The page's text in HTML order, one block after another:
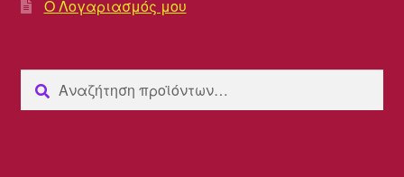
Ο Λογαριασμός μου
Αναζήτηση
για:
Αναζήτηση